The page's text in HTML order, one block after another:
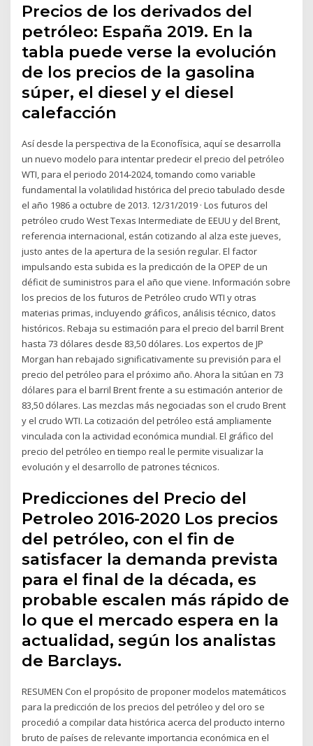
Precios de los derivados del
petróleo: España 2019. En la
tabla puede verse la evolución
de los precios de la gasolina
súper, el diesel y el diesel
calefacción
Así desde la perspectiva de la Econofísica, aquí se desarrolla
un nuevo modelo para intentar predecir el precio del petróleo
WTI, para el periodo 2014-2024, tomando como variable
fundamental la volatilidad histórica del precio tabulado desde
el año 1986 a octubre de 2013. 12/31/2019 · Los futuros del
petróleo crudo West Texas Intermediate de EEUU y del Brent,
referencia internacional, están cotizando al alza este jueves,
justo antes de la apertura de la sesión regular. El factor
impulsando esta subida es la predicción de la OPEP de un
déficit de suministros para el año que viene. Información sobre
los precios de los futuros de Petróleo crudo WTI y otras
materias primas, incluyendo gráficos, análisis técnico, datos
históricos. Rebaja su estimación para el precio del barril Brent
hasta 73 dólares desde 83,50 dólares. Los expertos de JP
Morgan han rebajado significativamente su previsión para el
precio del petróleo para el próximo año. Ahora la sitúan en 73
dólares para el barril Brent frente a su estimación anterior de
83,50 dólares. Las mezclas más negociadas son el crudo Brent
y el crudo WTI. La cotización del petróleo está ampliamente
vinculada con la actividad económica mundial. El gráfico del
precio del petróleo en tiempo real le permite visualizar la
evolución y el desarrollo de patrones técnicos.
Predicciones del Precio del
Petroleo 2016-2020 Los precios
del petróleo, con el fin de
satisfacer la demanda prevista
para el final de la década, es
probable escalen más rápido de
lo que el mercado espera en la
actualidad, según los analistas
de Barclays.
RESUMEN Con el propósito de proponer modelos matemáticos
para la predicción de los precios del petróleo y del oro se
procedió a compilar data histórica acerca del producto interno
bruto de países de relevante importancia económica en el